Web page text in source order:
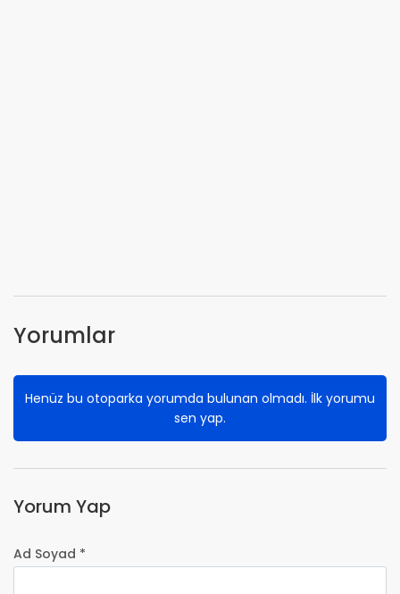
Yorumlar
Henüz bu otoparka yorumda bulunan olmadı. İlk yorumu
sen yap.
Yorum Yap
Ad Soyad *